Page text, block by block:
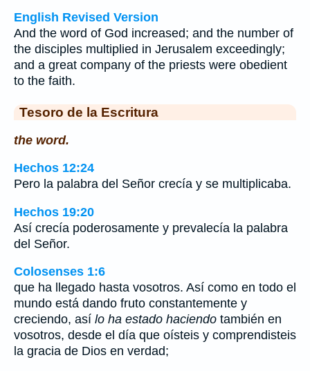
English Revised Version
And the word of God increased; and the number of
the disciples multiplied in Jerusalem exceedingly;
and a great company of the priests were obedient
to the faith.
Tesoro de la Escritura
the word.
Hechos 12:24
Pero la palabra del Señor crecía y se multiplicaba.
Hechos 19:20
Así crecía poderosamente y prevalecía la palabra
del Señor.
Colosenses 1:6
que ha llegado hasta vosotros. Así como en todo el
mundo está dando fruto constantemente y
creciendo, así lo ha estado haciendo también en
vosotros, desde el día que oísteis y comprendisteis
la gracia de Dios en verdad;